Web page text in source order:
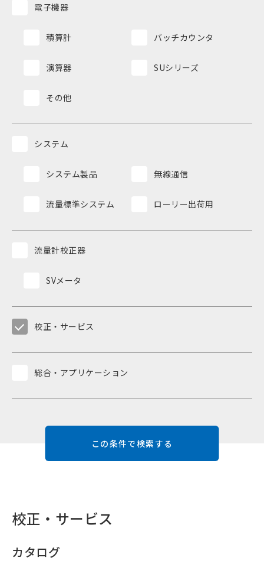
電子機器
積算計 バッチカウンタ
演算器 SUシリーズ
その他
システム
システム製品 無線通信
流量標準システム ローリー出荷用
流量計校正器
SVメータ
校正・サービス
総合・アプリケーション
校正・サービス
カタログ